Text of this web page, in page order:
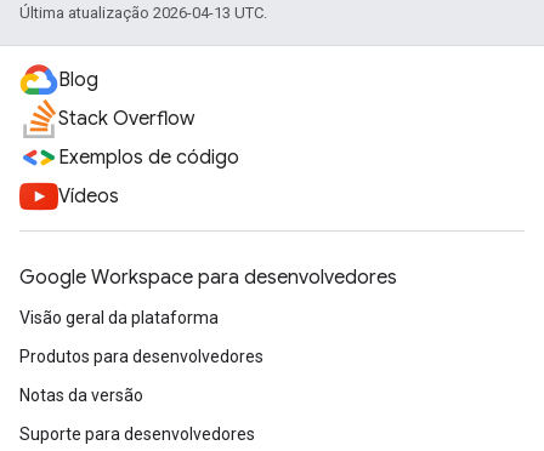
Última atualização 2026-04-13 UTC.
Blog
Stack Overflow
Exemplos de código
Vídeos
Google Workspace para desenvolvedores
Visão geral da plataforma
Produtos para desenvolvedores
Notas da versão
Suporte para desenvolvedores